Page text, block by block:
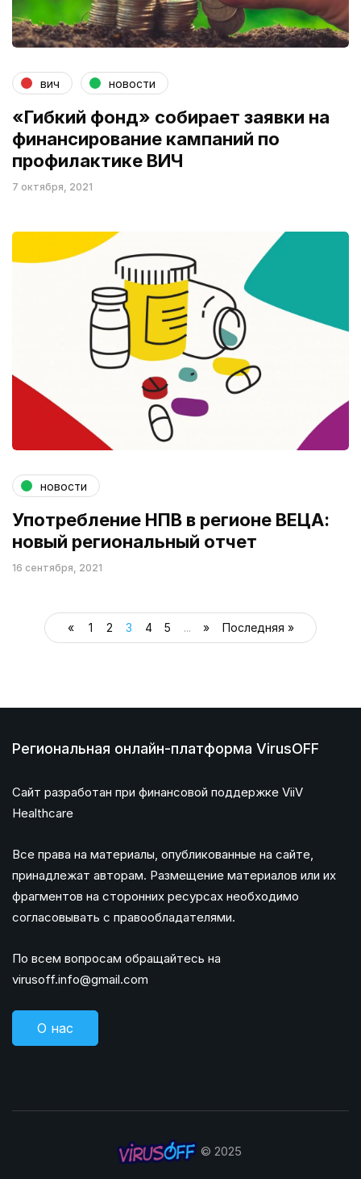
вич новости
«Гибкий фонд» собирает заявки на
финансирование кампаний по
профилактике ВИЧ
7 октября, 2021
новости
Употребление НПВ в регионе ВЕЦА:
новый региональный отчет
16 сентября, 2021
« 1 2 3 4 5 ... » Последняя »
Региональная онлайн-платформа VirusOFF
Сайт разработан при финансовой поддержке ViiV
Healthcare
Все права на материалы, опубликованные на сайте,
принадлежат авторам. Размещение материалов или их
фрагментов на сторонних ресурсах необходимо
согласовывать с правообладателями.
По всем вопросам обращайтесь на
virusoff.info@gmail.com
О нас
© 2025